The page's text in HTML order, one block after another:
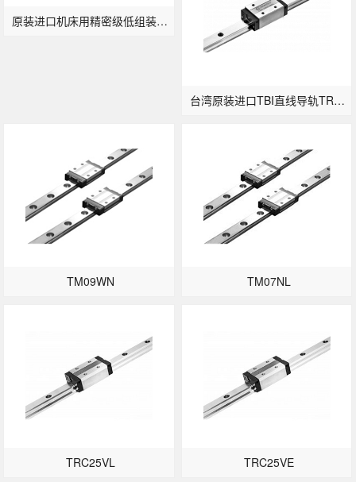
原装进口机床用精密级低组装四方型TBI直线导轨滑块TRS45VN
台湾原装进口TBI直线导轨TRH25FL/FE-法兰加长型
TM09WN TM07NL
TRC25VL TRC25VE